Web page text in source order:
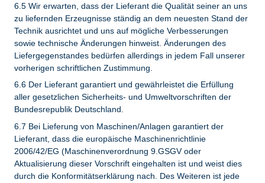
6.5 Wir erwarten, dass der Lieferant die Qualität seiner an uns
zu liefernden Erzeugnisse ständig an dem neuesten Stand der
Technik ausrichtet und uns auf mögliche Verbesserungen
sowie technische Änderungen hinweist. Änderungen des
Liefergegenstandes bedürfen allerdings in jedem Fall unserer
vorherigen schriftlichen Zustimmung.
6.6 Der Lieferant garantiert und gewährleistet die Erfüllung
aller gesetzlichen Sicherheits- und Umweltvorschriften der
Bundesrepublik Deutschland.
6.7 Bei Lieferung von Maschinen/Anlagen garantiert der
Lieferant, dass die europäische Maschinenrichtlinie
2006/42/EG (Maschinenverordnung 9.GSGV oder
Aktualisierung dieser Vorschrift eingehalten ist und weist dies
durch die Konformitätserklärung nach. Des Weiteren ist jede